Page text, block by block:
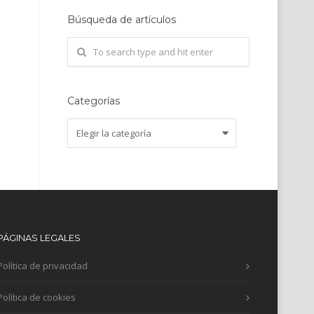
Búsqueda de artículos
Categorías
LEGALES
de privacidad
de cookies